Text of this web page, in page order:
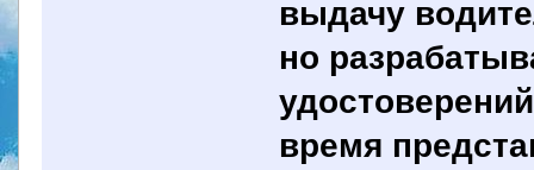
выдачу
но
время